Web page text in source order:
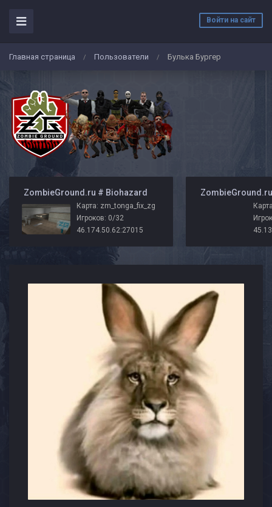
Войти на сайт
Главная страница / Пользователи / Булька Бургер
️ ZombieGround.ru # Biohazard
Карта: zm_tonga_fix_zg
Игроков: 0/32
46.174.50.62:27015